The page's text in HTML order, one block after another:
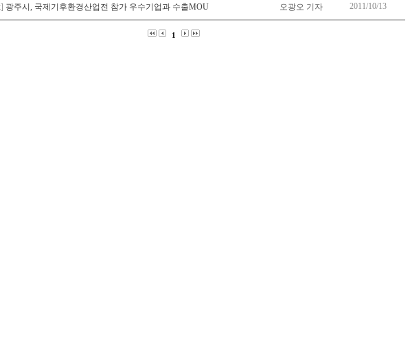
광주시, 국제기후환경산업전 참가 우수기업과 수출MOU 오광오 기자 2011/10/13
1